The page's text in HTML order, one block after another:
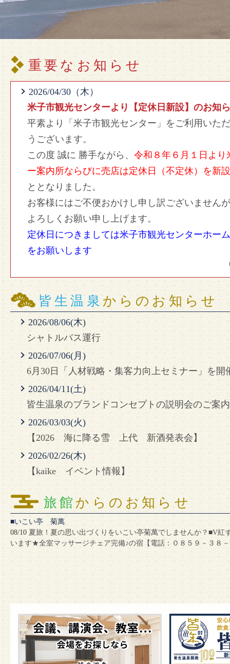
重要なお知らせ
2026/04/30（木）
米子市観光センターより【定休日新設】のお知
平素より「米子市観光センター」をご利用いた
うございます。
この度 誠に 勝手ながら、 令和８年６月１日より
ー案内所ならびに売店は定休日（不定休）を新設
ととなりました。
お客様にはご不便おかけし申し訳ございません
よろしくお願い申し上げます。
定休日につきましては米子市観光センターホー
をお願いします
皆生温泉 からのお知らせ
2026/08/06(木)
シャトルバス運行
2026/07/06(月)
6月30日「人材戦略・集客力向上セミナー」を
2026/04/11(土)
皆生温泉のブランドコンセプトの説明会のご案
2026/03/03(火)
【2026 海に降る雪 上代 新酒発表会】
2026/02/26(木)
【kaike イベント情報】
旅館 からのお知らせ